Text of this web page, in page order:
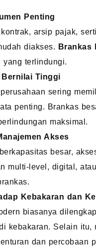
Penting
arsip pajak,
diakses. Brankas
yang terlindungi.
Tinggi
sering
penting. Brankas
maksimal.
Akses
besar,
multi-level, digital,
Kebakaran dan
biasanya
kebakaran. Selain
dan percobaan